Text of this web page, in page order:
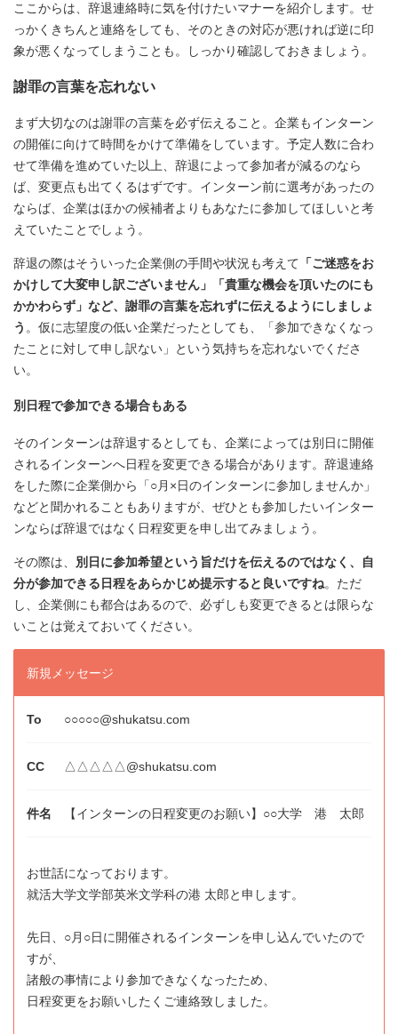
ここからは、辞退連絡時に気を付けたいマナーを紹介します。せ
っかくきちんと連絡をしても、そのときの対応が悪ければ逆に印
象が悪くなってしまうことも。しっかり確認しておきましょう。
謝罪の言葉を忘れない
まず大切なのは謝罪の言葉を必ず伝えること。企業もインターン
の開催に向けて時間をかけて準備をしています。予定人数に合わ
せて準備を進めていた以上、辞退によって参加者が減るのなら
ば、変更点も出てくるはずです。インターン前に選考があったの
ならば、企業はほかの候補者よりもあなたに参加してほしいと考
えていたことでしょう。
辞退の際はそういった企業側の手間や状況も考えて 「ご迷惑をお
かけして大変申し訳ございません」「貴重な機会を頂いたのにも
かかわらず」など、謝罪の言葉を忘れずに伝えるようにしましょ
う 。仮に志望度の低い企業だったとしても、「参加できなくなっ
たことに対して申し訳ない」という気持ちを忘れないでくださ
い。
別日程で参加できる場合もある
そのインターンは辞退するとしても、企業によっては別日に開催
されるインターンへ日程を変更できる場合があります。辞退連絡
をした際に企業側から「○月×日のインターンに参加しませんか」
などと聞かれることもありますが、ぜひとも参加したいインター
ンならば辞退ではなく日程変更を申し出てみましょう。
その際は、 別日に参加希望という旨だけを伝えるのではなく、自
分が参加できる日程をあらかじめ提示すると良いですね。ただ
し、企業側にも都合はあるので、必ずしも変更できるとは限らな
いことは覚えておいてください。
新規メッセージ
○○○○○@shukatsu.com
△△△△△@shukatsu.com
【インターンの日程変更のお願い】○○大学 港 太郎
お世話になっております。
就活大学文学部英米文学科の港 太郎と申します。
先日、○月○日に開催されるインターンを申し込んでいたので
すが、
諸般の事情により参加できなくなったため、
日程変更をお願いしたくご連絡致しました。